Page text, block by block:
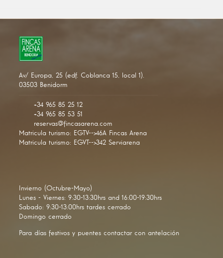
Av/ Europa, 25 (edf. Coblanca 15, local 1).
03503 Benidorm
+34 965 85 25 12
+34 965 85 53 51
reservas@fincasarena.com
Matricula turismo: EGTV-->46A Fincas Arena
Matricula turismo: EGVT-->342 Serviarena
Invierno (Octubre-Mayo)
Lunes - Viernes: 9:30-13:30hrs and 16:00-19:30hrs
Sabado: 9:30-13:00hrs tardes cerrado
Domingo cerrado
Para días festivos y puentes contactar con antelación